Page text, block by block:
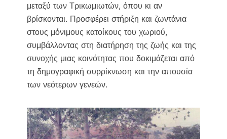
μεταξύ των Τρικωμιωτών, όπου κι αν
βρίσκονται. Προσφέρει στήριξη και ζωντάνια
στους μόνιμους κατοίκους του χωριού,
συμβάλλοντας στη διατήρηση της ζωής και της
συνοχής μιας κοινότητας που δοκιμάζεται από
τη δημογραφική συρρίκνωση και την απουσία
των νεότερων γενεών.